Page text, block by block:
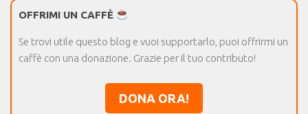
OFFRIMI UN CAFFÈ
Se trovi utile questo blog e vuoi supportarlo, puoi offrirmi un
caffè con una donazione. Grazie per il tuo contributo!
DONA ORA!